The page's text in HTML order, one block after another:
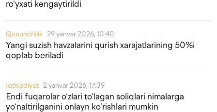
ro‘yxati kengaytirildi
Qonunchilik 29 yanvar 2026, 10:40
Yangi suzish havzalarini qurish xarajatlarining 50%i
qoplab beriladi
Iqtisodiyot 2 yanvar 2026, 17:39
Endi fuqarolar o‘zlari to‘lagan soliqlari nimalarga
yo‘naltirilganini onlayn ko‘rishlari mumkin